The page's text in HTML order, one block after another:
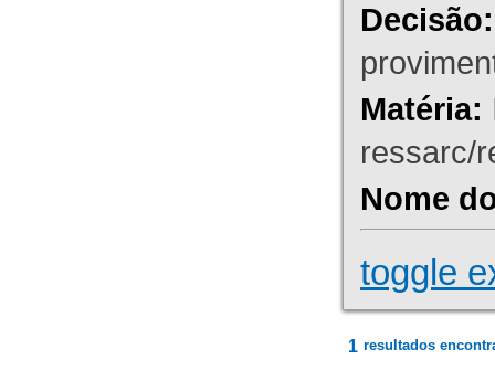
Decisão:
Matéria:
ressarc/
Nome
toggle
1 resultados